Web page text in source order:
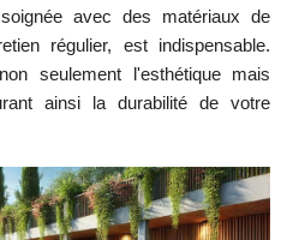
avec des matériaux de
régulier, est indispensable.
seulement l'esthétique mais
ainsi la durabilité de votre